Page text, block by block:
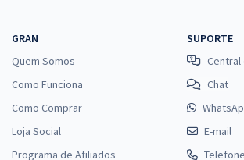
GRAN
Quem Somos
Como Funciona
Como Comprar
Loja Social
Programa de Afiliados
SUPORTE
Central
Chat
E-mail